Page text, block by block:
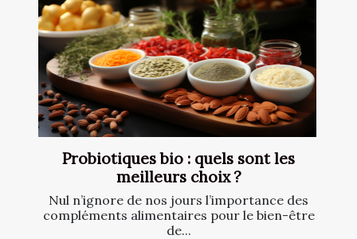
Probiotiques bio : quels sont les
meilleurs choix ?
Nul n’ignore de nos jours l’importance des
compléments alimentaires pour le bien-être
de...